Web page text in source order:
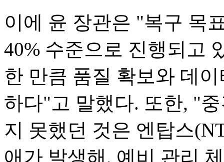
이에 윤 장관은 "복구 목
40% 수준으로 진행되고
한 만큼 품질 확보와 데
하다"고 말했다. 또한, "
지 못했던 것은 엔탑스
애가 발생해, 예비 관리